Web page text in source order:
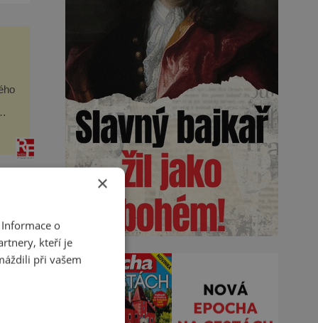
×
o
kteří je
při vašem